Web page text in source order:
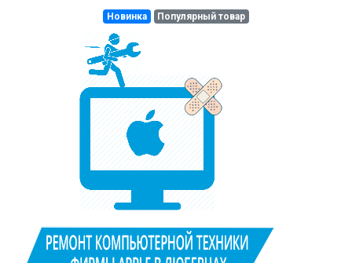
Новинка Популярный товар